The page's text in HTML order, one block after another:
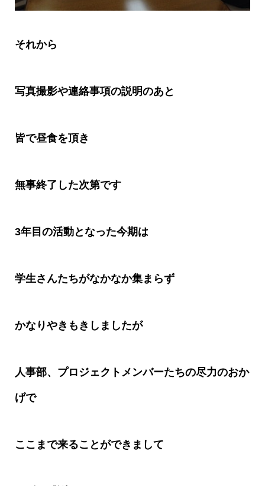
それから
写真撮影や連絡事項の説明のあと
皆で昼食を頂き
無事終了した次第です
3年目の活動となった今期は
学生さんたちがなかなか集まらず
かなりやきもきしましたが
人事部、プロジェクトメンバーたちの尽力のおか
げで
ここまで来ることができまして